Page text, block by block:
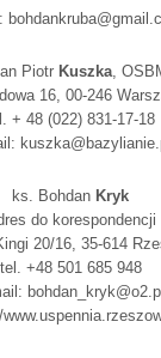
Piotr Kuszka,
16, 00-246
+ 48 (022) 831-17-18
ks. Bohdan Kryk
do korespondencji
20/16, 35-614
tel. +48 501 685 948
bohdan_kryk@o2.pl